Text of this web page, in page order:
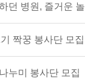
던 병원, 즐거운
짝꿍 봉사단 모집
누미 봉사단 모집